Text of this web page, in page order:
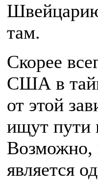
там.
Скорее
США в
от этой
ищут пути
Возможно,
является